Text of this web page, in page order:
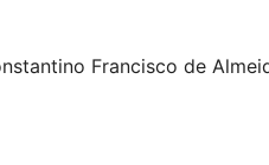
Francisco de